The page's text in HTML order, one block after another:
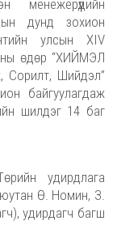
менежерүүдийн
дунд зохион
улсын XIV
ны өдөр “ХИЙМЭЛ
Шийдэл”
байгуулагдаж
шилдэг 14 баг
удирдлага
Ө. Номин, З.
удирдагч багш